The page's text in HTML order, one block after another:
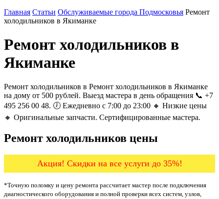
Главная Статьи Обслуживаемые города Подмосковья Ремонт
холодильников в Якиманке
Ремонт холодильников в
Якиманке
Ремонт холодильников в Ремонт холодильников в Якиманке
на дому от 500 рублей. Выезд мастера в день обращения 📞 +7
495 256 00 48. 🕖 Ежедневно с 7:00 до 23:00 🔸 Низкие цены
🔸 Оригинальные запчасти. Сертифицированные мастера.
Ремонт холодильников цены
Акция! Скидки на все услуги до 35%!
*Точную поломку и цену ремонта рассчитает мастер после подключения
диагностического оборудования и полной проверки всех систем, узлов,